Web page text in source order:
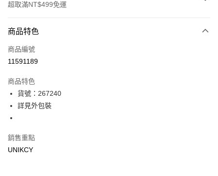
超取滿NT$499免運
icash Pay
信用卡一次付款
LINE Pay
Apple Pay
商品特色
商品編號
11591189
商品特色
貨號：267240
詳見外包裝
銷售重點
UNIKCY